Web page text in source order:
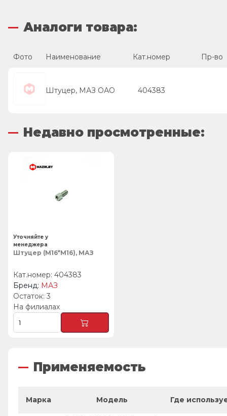
Аналоги товара:
Фото Наименование Кат.номер Пр-во
Штуцер, МАЗ ОАО 404383
Недавно просмотренные:
Штуцер (М16*М16), МАЗ
404383
МАЗ
3
На филиалах
Уточняйте у
менеджера
Применяемость
Марка Модель Где